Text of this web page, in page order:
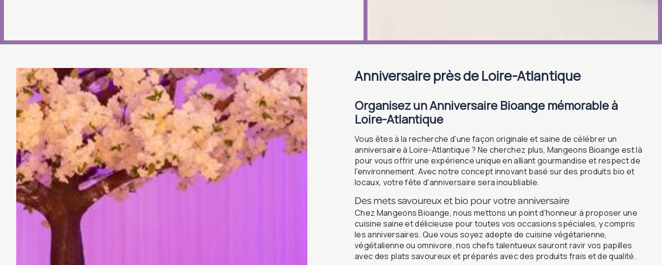
anniversaire près de Loire-Atlantique
Organisez un Anniversaire Bioange mémorable à
Loire-Atlantique
Vous êtes à la recherche d'une façon originale et saine de célébrer un
anniversaire à Loire-Atlantique ? Ne cherchez plus, Mangeons Bioange est là
pour vous offrir une expérience unique en alliant gourmandise et respect de
l'environnement. Avec notre concept innovant basé sur des produits bio et
locaux, votre fête d'anniversaire sera inoubliable.
Des mets savoureux et bio pour votre anniversaire
Chez Mangeons Bioange, nous mettons un point d'honneur à proposer une
cuisine saine et délicieuse pour toutes vos occasions spéciales, y compris
les anniversaires. Que vous soyez adepte de cuisine végétarienne,
végétalienne ou omnivore, nos chefs talentueux sauront ravir vos papilles
avec des plats savoureux et préparés avec des produits frais et de qualité.